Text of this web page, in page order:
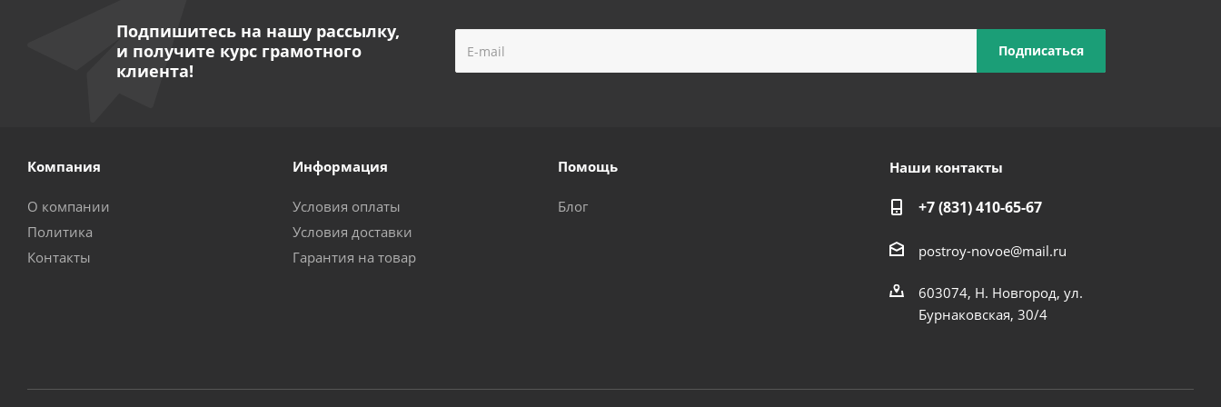
Подпишитесь на нашу рассылку,
и получите курс грамотного
клиента!
Компания
О компании
Политика
Контакты
Информация
Условия оплаты
Условия доставки
Гарантия на товар
Помощь
Блог
Наши контакты
+7 (831) 410-65-67
postroy-novoe@mail.ru
603074, Н. Новгород, ул.
Бурнаковская, 30/4